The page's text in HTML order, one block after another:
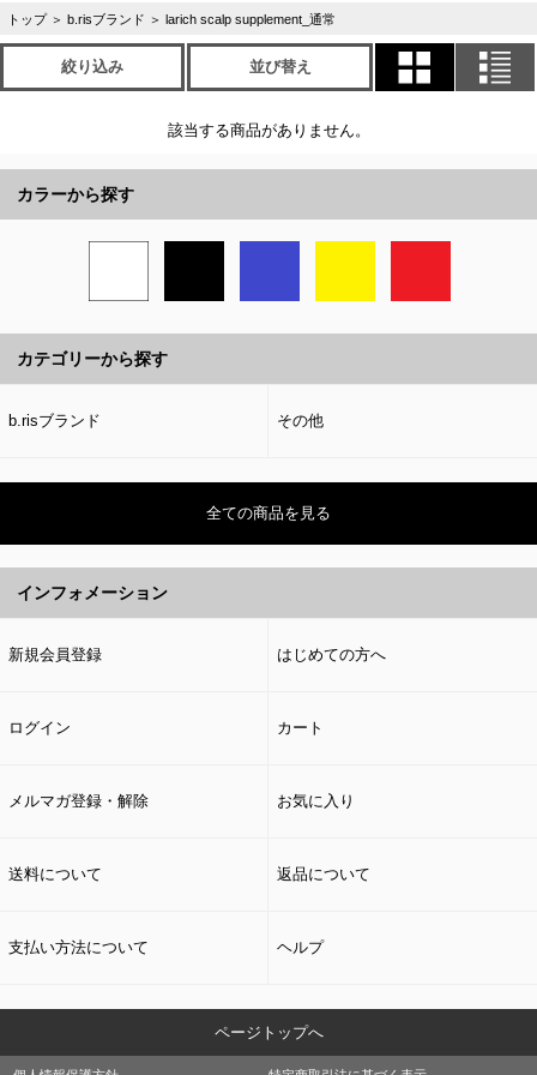
トップ ＞ b.risブランド ＞ larich scalp supplement_通常
絞り込み 並び替え
該当する商品がありません。
カラーから探す
カテゴリーから探す
b.risブランド その他
全ての商品を見る
インフォメーション
新規会員登録 はじめての方へ
ログイン カート
メルマガ登録・解除 お気に入り
送料について 返品について
支払い方法について ヘルプ
ページトップへ